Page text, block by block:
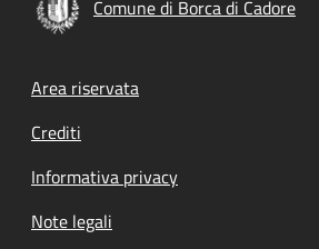
Comune di Borca di Cadore
Footer menu
Area riservata
Crediti
Informativa privacy
Note legali